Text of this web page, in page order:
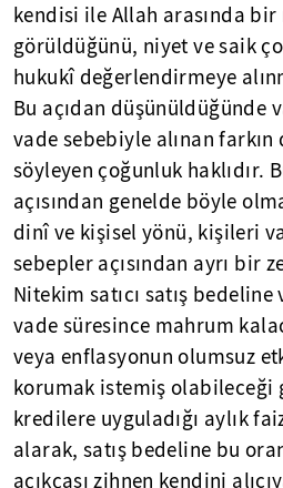
kendisi ile Allah arasında
görüldüğünü, niyet ve saik
hukukî değerlendirmeye
Bu açıdan düşünüldüğünde
vade sebebiyle alınan
söyleyen çoğunluk haklıdır.
açısından genelde böyle
dinî ve kişisel yönü, kişileri
sebepler açısından ayrı bir
Nitekim satıcı satış
vade süresince mahrum
veya enflasyonun olumsuz
korumak istemiş olabileceği
kredilere uyguladığı aylık
alarak, satış bedeline bu
açıkçası zihnen kendini